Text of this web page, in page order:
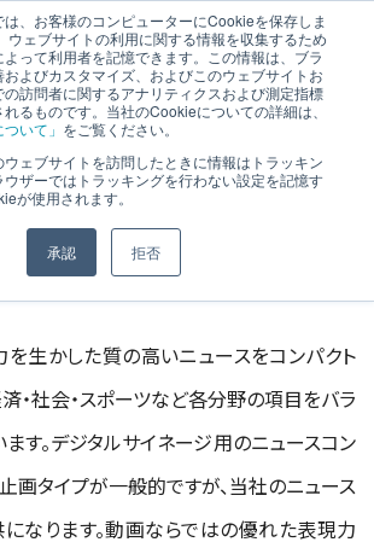
は、お客様のコンピューターにCookieを保存しま
ウェブサイトの利用に関する情報を収集するため
って利用者を記憶できます。この情報は、ブラ
よびカスタマイズ、およびこのウェブサイトお
の訪問者に関するアナリティクスおよび測定指標
るものです。当社のCookieについての詳細は、
いて」 をご覧ください。
ェブサイトを訪問したときに情報はトラッキン
ザーではトラッキングを行わない設定を記憶す
が使用されます。
承認 拒否
ラインナップ
Pickup NEWS
生かした質の高いニュースをコンパクト
済・社会・スポーツなど各分野の項目をバラ
ます。デジタルサイネージ用のニュースコン
画タイプが一般的ですが、当社のニュース
なります。動画ならではの優れた表現力